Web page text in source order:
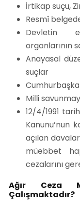
İrtikap suçu,
Resmî
Devletin
organlarının
Anayasal
suçlar
Milli
12/4/1991
Kanunu’nun
açılan
müebbet
cezalarını
Ağır Ceza
Çalışmaktadır?